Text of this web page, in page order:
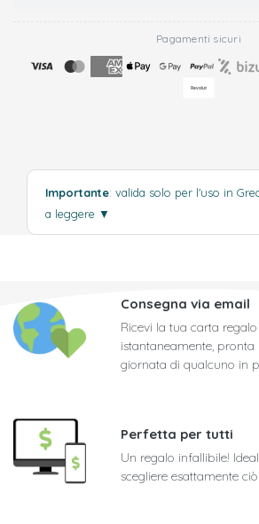
Pagamenti sicuri
Importante: valida solo per l'uso in
a leggere ▼
Consegna via email
Ricevi la tua carta
istantaneamente,
giornata di qualcuno in
Perfetta per tutti
Un regalo infallibile!
scegliere esattamente